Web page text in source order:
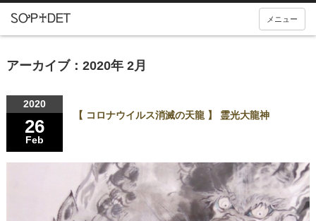
メニュー
アーカイブ：2020年 2月
2020
26
Feb
【 コロナウイルス消滅の天龍 】 霊光大龍神